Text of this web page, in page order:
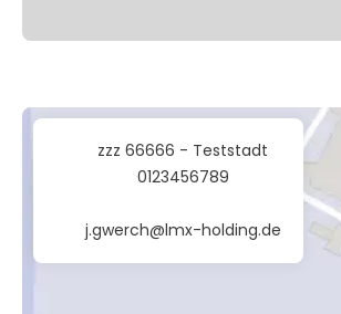
zzz 66666 - Teststadt
0123456789
j.gwerch@lmx-holding.de